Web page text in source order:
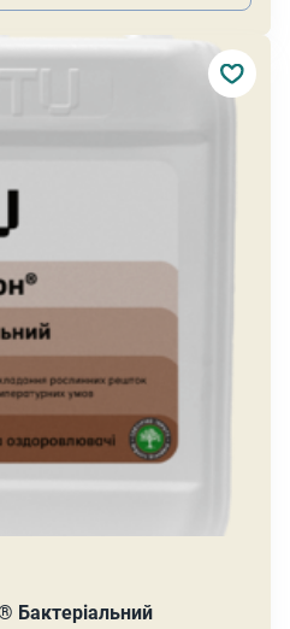
Бактеріальний